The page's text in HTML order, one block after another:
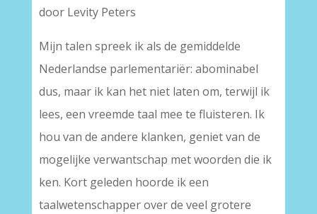
door Levity Peters
Mijn talen spreek ik als de gemiddelde
Nederlandse parlementariër: abominabel
dus, maar ik kan het niet laten om, terwijl ik
lees, een vreemde taal mee te fluisteren. Ik
hou van de andere klanken, geniet van de
mogelijke verwantschap met woorden die ik
ken. Kort geleden hoorde ik een
taalwetenschapper over de veel grotere